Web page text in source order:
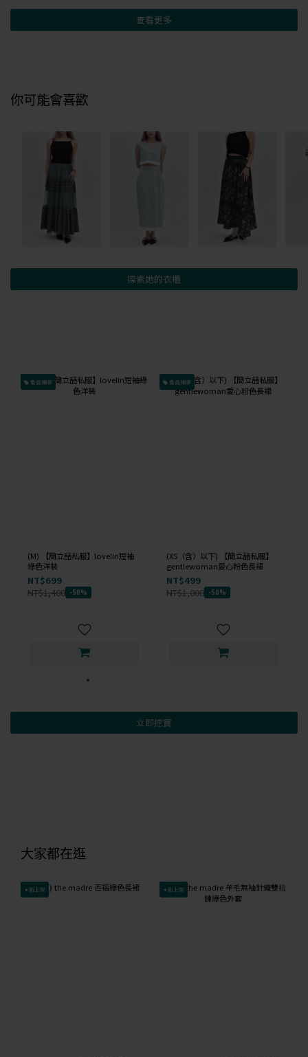
查看更多
你可能會喜歡
探索她的衣櫃
會員獨享
(M) 【簡立喆私服】lovelin短袖
綠色洋裝
NT$699
NT$1,400 -50%
會員獨享
(XS（含）以下) 【簡立喆私服】
gentlewoman愛心粉色長裙
NT$499
NT$1,000 -50%
立即挖寶
大家都在逛
✦新上架 ✦新上架